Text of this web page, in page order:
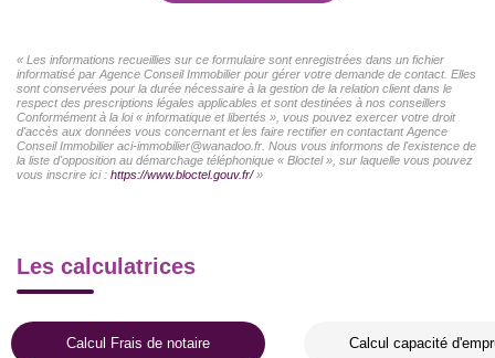
« Les informations recueillies sur ce formulaire sont enregistrées dans un fichier
informatisé par Agence Conseil Immobilier pour gérer votre demande de contact. Elles
sont conservées pour la durée nécessaire à la gestion de la relation client dans le
respect des prescriptions légales applicables et sont destinées à nos conseillers
Conformément à la loi « informatique et libertés », vous pouvez exercer votre droit
d'accès aux données vous concernant et les faire rectifier en contactant Agence
Conseil Immobilier aci-immobilier@wanadoo.fr. Nous vous informons de l'existence de
la liste d'opposition au démarchage téléphonique « Bloctel », sur laquelle vous pouvez
vous inscrire ici : https://www.bloctel.gouv.fr/»
Les calculatrices
Calcul Frais de notaire Calcul capacité